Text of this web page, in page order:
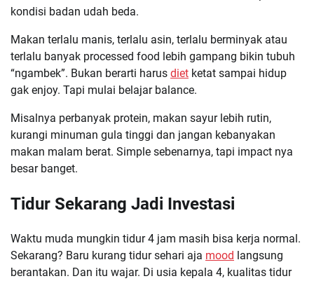
kondisi badan udah beda.
Makan terlalu manis, terlalu asin, terlalu berminyak atau
terlalu banyak processed food lebih gampang bikin tubuh
“ngambek”. Bukan berarti harus diet ketat sampai hidup
gak enjoy. Tapi mulai belajar balance.
Misalnya perbanyak protein, makan sayur lebih rutin,
kurangi minuman gula tinggi dan jangan kebanyakan
makan malam berat. Simple sebenarnya, tapi impact nya
besar banget.
Tidur Sekarang Jadi Investasi
Waktu muda mungkin tidur 4 jam masih bisa kerja normal.
Sekarang? Baru kurang tidur sehari aja mood langsung
berantakan. Dan itu wajar. Di usia kepala 4, kualitas tidur